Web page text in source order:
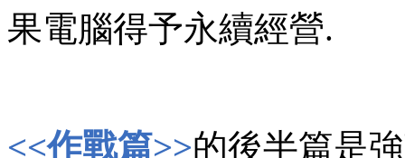
果電腦得予永續經營.
<<作戰篇>>的後半篇是